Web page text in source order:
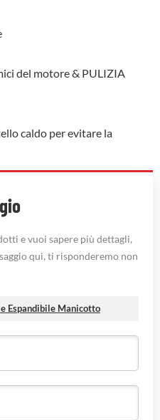
del motore & PULIZIA
caldo per evitare la
e vuoi sapere più dettagli,
qui, ti risponderemo non
Espandibile Manicotto